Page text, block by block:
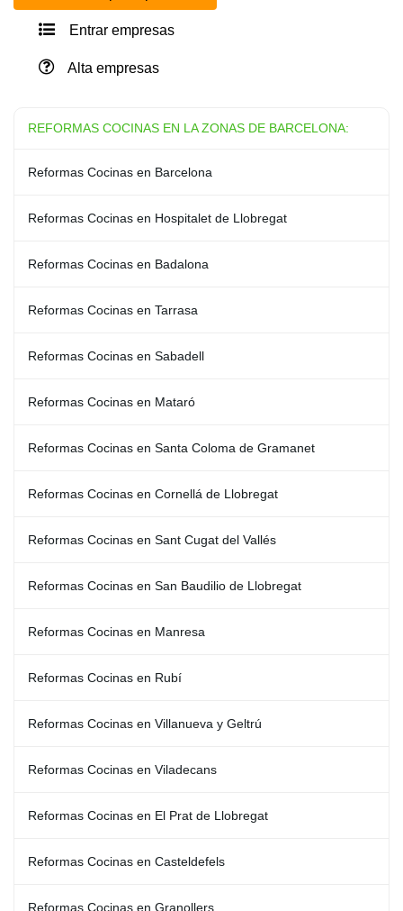
Entrar empresas
Alta empresas
REFORMAS COCINAS EN LA ZONAS DE BARCELONA:
Reformas Cocinas en Barcelona
Reformas Cocinas en Hospitalet de Llobregat
Reformas Cocinas en Badalona
Reformas Cocinas en Tarrasa
Reformas Cocinas en Sabadell
Reformas Cocinas en Mataró
Reformas Cocinas en Santa Coloma de Gramanet
Reformas Cocinas en Cornellá de Llobregat
Reformas Cocinas en Sant Cugat del Vallés
Reformas Cocinas en San Baudilio de Llobregat
Reformas Cocinas en Manresa
Reformas Cocinas en Rubí
Reformas Cocinas en Villanueva y Geltrú
Reformas Cocinas en Viladecans
Reformas Cocinas en El Prat de Llobregat
Reformas Cocinas en Casteldefels
Reformas Cocinas en Granollers